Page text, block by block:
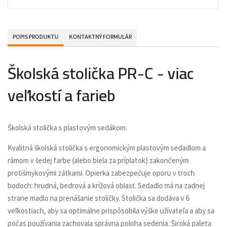
POPIS PRODUKTU KONTAKTNÝ FORMULÁR
Školská stolička PR-C - viac
veľkostí a farieb
Školská stolička s plastovým sedákom.
Kvalitná školská stolička s ergonomickým plastovým sedadlom a
rámom v šedej farbe (alebo biela za príplatok) zakončeným
protišmykovými zátkami. Opierka zabezpečuje oporu v troch
bodoch: hrudná, bedrová a krížová oblasť. Sedadlo má na zadnej
strane madlo na prenášanie stoličky. Stolička sa dodáva v 6
veľkostiach, aby sa optimálne prispôsobila výške užívateľa a aby sa
počas používania zachovala správna poloha sedenia. Široká paleta